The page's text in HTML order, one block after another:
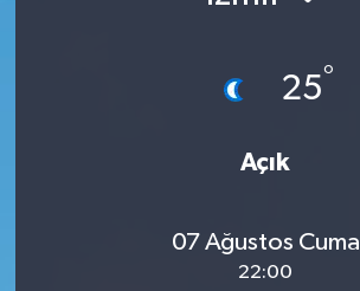
25°
Açık
07 Ağustos Cuma
22:00